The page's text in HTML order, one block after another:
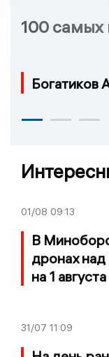
100 самых
Богатиков
01/08 09:13
В
дронах
на 1 августа
31/07 11:09